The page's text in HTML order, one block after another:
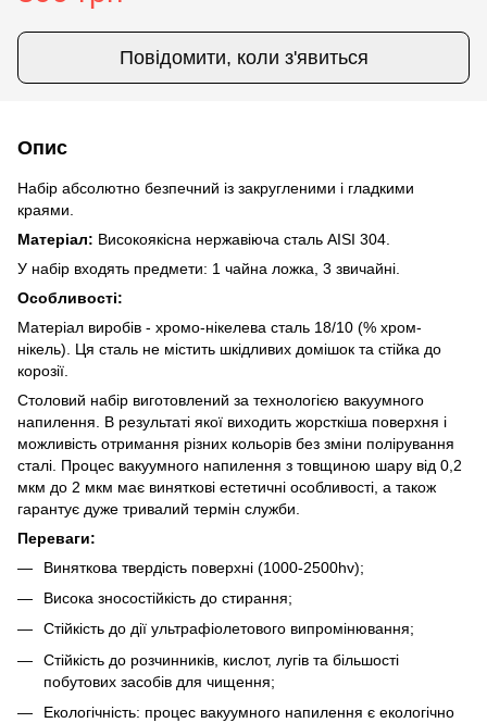
Повідомити, коли з'явиться
Опис
Набір абсолютно безпечний із закругленими і гладкими
краями.
Матеріал: Високоякісна нержавіюча сталь AISI 304.
У набір входять предмети: 1 чайна ложка, 3 звичайні.
Особливості:
Матеріал виробів - хромо-нікелева сталь 18/10 (% хром-
нікель). Ця сталь не містить шкідливих домішок та стійка до
корозії.
Столовий набір виготовлений за технологією вакуумного
напилення. В результаті якої виходить жорсткіша поверхня і
можливість отримання різних кольорів без зміни полірування
сталі. Процес вакуумного напилення з товщиною шару від 0,2
мкм до 2 мкм має виняткові естетичні особливості, а також
гарантує дуже тривалий термін служби.
Переваги:
Виняткова твердість поверхні (1000-2500hv);
Висока зносостійкість до стирання;
Стійкість до дії ультрафіолетового випромінювання;
Стійкість до розчинників, кислот, лугів та більшості
побутових засобів для чищення;
Екологічність: процес вакуумного напилення є екологічно